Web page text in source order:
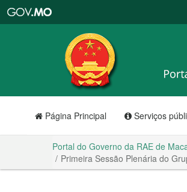
RAE
de
Macau
Página Principal Serviços
Portal do Governo da RAE de
Primeira Sessão Plenária do